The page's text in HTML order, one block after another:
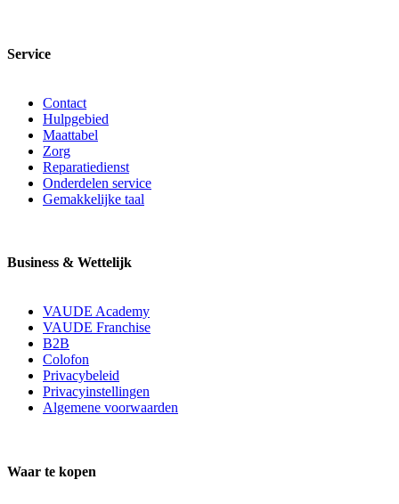
Service
Contact
Hulpgebied
Maattabel
Zorg
Reparatiedienst
Onderdelen service
Gemakkelijke taal
Business & Wettelijk
VAUDE Academy
VAUDE Franchise
B2B
Colofon
Privacybeleid
Privacyinstellingen
Algemene voorwaarden
Waar te kopen